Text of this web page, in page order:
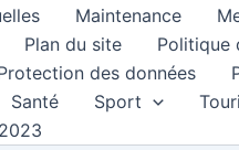
Maintenance
Plan du site Politique
des données
Santé Sport